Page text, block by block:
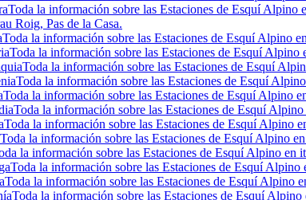
Toda la información sobre las Estaciones de Esquí
Roig, Pas de la Casa.
Toda la información sobre las Estaciones de Esquí Alpino
Toda la información sobre las Estaciones de Esquí Alpino
Toda la información sobre las Estaciones de Esquí
Toda la información sobre las Estaciones de Esquí
Toda la información sobre las Estaciones de Esquí Alpino
Toda la información sobre las Estaciones de Esquí
Toda la información sobre las Estaciones de Esquí Alpino
Toda la información sobre las Estaciones de Esquí Alpino
la información sobre las Estaciones de Esquí Alpino en
Toda la información sobre las Estaciones de Esquí
Toda la información sobre las Estaciones de Esquí Alpino
Toda la información sobre las Estaciones de Esquí